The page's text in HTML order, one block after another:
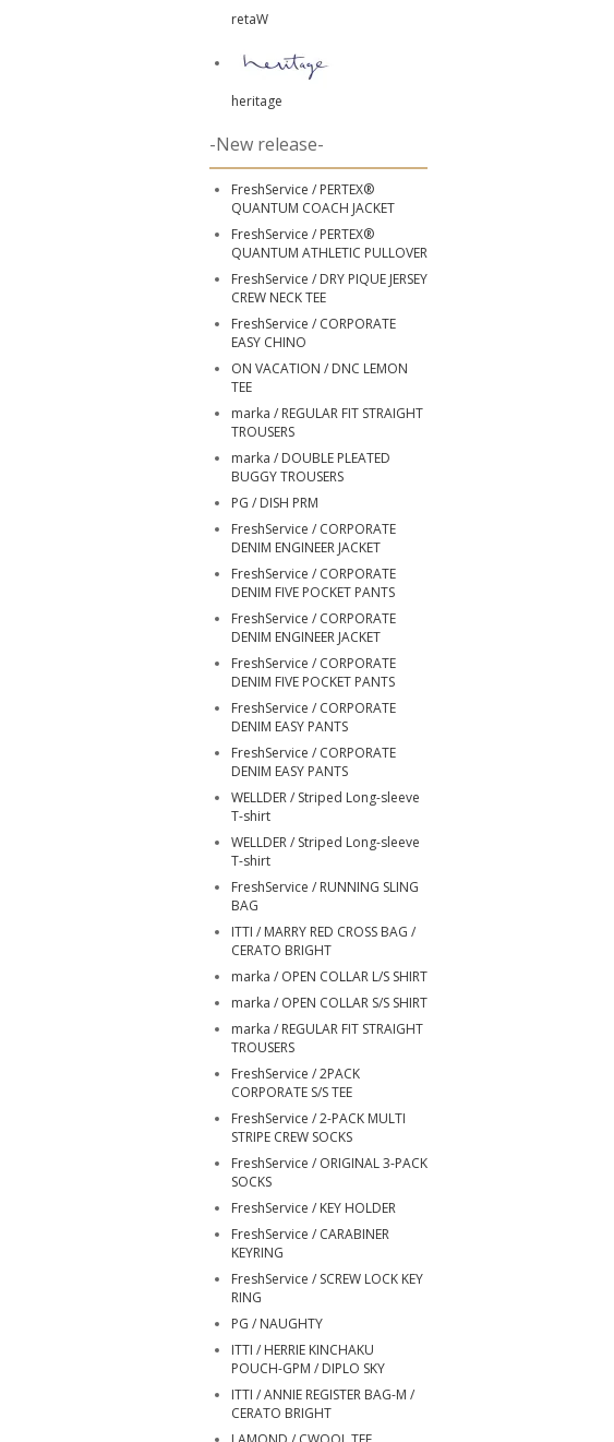
retaW
heritage
-New release-
FreshService / PERTEX®
QUANTUM COACH JACKET
FreshService / PERTEX®
QUANTUM ATHLETIC PULLOVER
FreshService / DRY PIQUE JERSEY
CREW NECK TEE
FreshService / CORPORATE
EASY CHINO
ON VACATION / DNC LEMON
TEE
marka / REGULAR FIT STRAIGHT
TROUSERS
marka / DOUBLE PLEATED
BUGGY TROUSERS
PG / DISH PRM
FreshService / CORPORATE
DENIM ENGINEER JACKET
FreshService / CORPORATE
DENIM FIVE POCKET PANTS
FreshService / CORPORATE
DENIM ENGINEER JACKET
FreshService / CORPORATE
DENIM FIVE POCKET PANTS
FreshService / CORPORATE
DENIM EASY PANTS
FreshService / CORPORATE
DENIM EASY PANTS
WELLDER / Striped Long-sleeve
T-shirt
WELLDER / Striped Long-sleeve
T-shirt
FreshService / RUNNING SLING
BAG
ITTI / MARRY RED CROSS BAG /
CERATO BRIGHT
marka / OPEN COLLAR L/S SHIRT
marka / OPEN COLLAR S/S SHIRT
marka / REGULAR FIT STRAIGHT
TROUSERS
FreshService / 2PACK
CORPORATE S/S TEE
FreshService / 2-PACK MULTI
STRIPE CREW SOCKS
FreshService / ORIGINAL 3-PACK
SOCKS
FreshService / KEY HOLDER
FreshService / CARABINER
KEYRING
FreshService / SCREW LOCK KEY
RING
PG / NAUGHTY
ITTI / HERRIE KINCHAKU
POUCH-GPM / DIPLO SKY
ITTI / ANNIE REGISTER BAG-M /
CERATO BRIGHT